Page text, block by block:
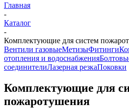
Главная
-
Каталог
-
Комплектующие для систем
Вентили газовыеМетизыФитинги
отопления и водоснабжения
соединителиЛазерная резкаПоковки
Комплектующие для
пожаротушения